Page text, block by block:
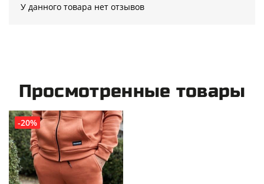
У данного товара нет отзывов
Просмотренные товары
-20%